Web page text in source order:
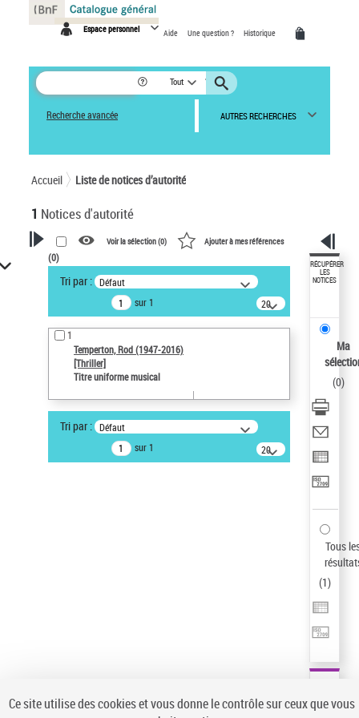
Espace personnel Aide Une question ? Historique
Tout
Recherche avancée AUTRES RECHERCHES
Accueil Liste de notices d’autorité
1 Notices d'autorité
VOTRE RECHERCHE
Recherche avancée dans les
notices d’autorité
Œuvres liées à l'auteur :
Temperton, Rod (1947-2016)
Statut de la notice d’autorité
Notice élémentaire
Type de notice d'autorité
Voir la sélection (0) Ajouter à mes références
(0)
Tri par : Défaut
sur 1
20
résultats/page
1
Temperton, Rod (1947-2016)
[Thriller]
Titre uniforme musical
Tri par : Défaut
sur 1
20
résultats/page
RÉCUPÉRER
LES
NOTICES
Ma
(0)
Tous
(1)
Panneau de gestion des cookies
Ce site utilise des cookies et vous donne le contrôle sur ceux que vous